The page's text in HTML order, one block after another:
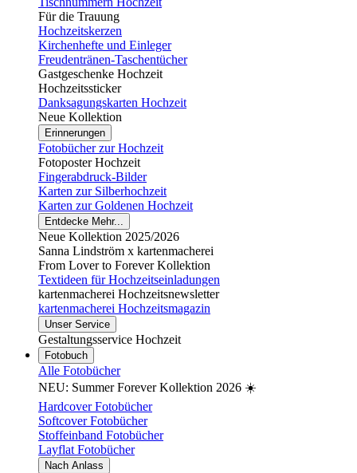
Für die Trauung
Hochzeitskerzen
Kirchenhefte und Einleger
Freudentränen-Taschentücher
Gastgeschenke Hochzeit
Hochzeitssticker
Danksagungskarten Hochzeit
Neue Kollektion
Erinnerungen
Fotobücher zur Hochzeit
Fotoposter Hochzeit
Fingerabdruck-Bilder
Karten zur Silberhochzeit
Karten zur Goldenen Hochzeit
Entdecke Mehr...
Neue Kollektion 2025/2026
Sanna Lindström x kartenmacherei
From Lover to Forever Kollektion
Textideen für Hochzeitseinladungen
kartenmacherei Hochzeitsnewsletter
kartenmacherei Hochzeitsmagazin
Unser Service
Gestaltungsservice Hochzeit
Fotobuch
Alle Fotobücher
NEU: Summer Forever Kollektion 2026 ☀️
Hardcover Fotobücher
Softcover Fotobücher
Stoffeinband Fotobücher
Layflat Fotobücher
Nach Anlass